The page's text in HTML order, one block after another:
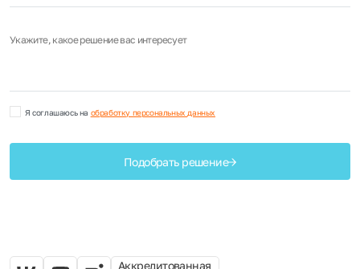
Укажите, какое решение вас интересует
Я соглашаюсь на обработку персональных данных
Подобрать решение
Аккредитованная